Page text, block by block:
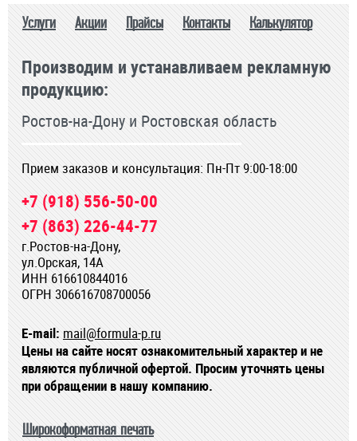
Услуги Акции Прайсы Контакты Калькулятор
Производим и устанавливаем рекламную
продукцию:
Ростов-на-Дону и Ростовская область
Прием заказов и консультация: Пн-Пт 9:00-18:00
+7 (918) 556-50-00
+7 (863) 226-44-77
г.Ростов-на-Дону,
ул.Орская, 14А
ИНН 616610844016
ОГРН 306616708700056
E-mail: mail@formula-p.ru
Цены на сайте носят ознакомительный характер и не
являются публичной офертой. Просим уточнять цены
при обращении в нашу компанию.
Широкоформатная печать